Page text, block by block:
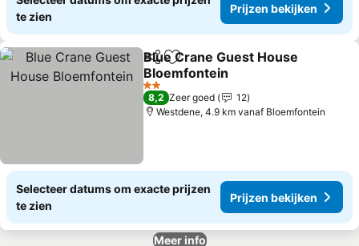
te zien
Prijzen bekijken
DelenToevoegen aan favorieten
Blue Crane Guest House
Bloemfontein
Prijzen bekijken
2 Sterren
8,2 Zeer goed
12
Westdene, 4.9 km vanaf Bloemfontein
Selecteer datums om exacte prijzen
te zien
Prijzen bekijken
Meer info